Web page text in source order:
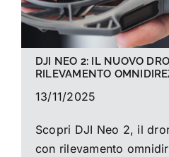
Cerca
DJI NEO 2: IL NUOVO
RILEVAMENTO
13/11/2025
Scopri DJI Neo 2, il
con rilevamento